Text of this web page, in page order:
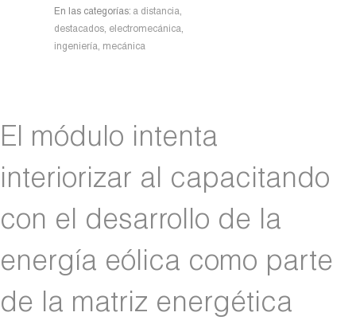
En las categorías: a distancia,
destacados, electromecánica,
ingeniería, mecánica
El módulo intenta
interiorizar al capacitando
con el desarrollo de la
energía eólica como parte
de la matriz energética